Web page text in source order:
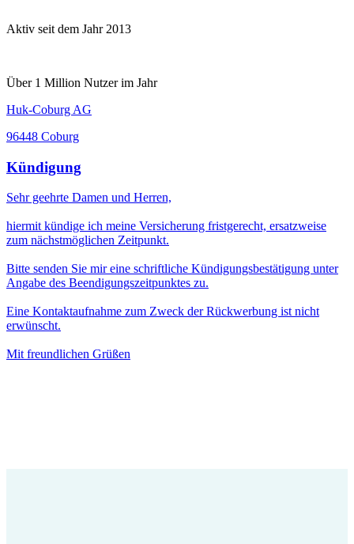
Aktiv seit dem Jahr 2013
Über 1 Million Nutzer im Jahr
Huk-Coburg AG
96448 Coburg
Kündigung
Sehr geehrte Damen und Herren,
hiermit kündige ich meine Versicherung fristgerecht, ersatzweise
zum nächstmöglichen Zeitpunkt.
Bitte senden Sie mir eine schriftliche Kündigungsbestätigung unter
Angabe des Beendigungszeitpunktes zu.
Eine Kontaktaufnahme zum Zweck der Rückwerbung ist nicht
erwünscht.
Mit freundlichen Grüßen